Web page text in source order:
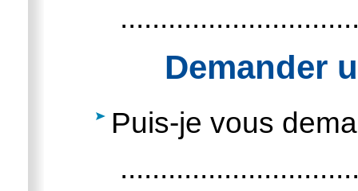
Demander
Puis-je vous